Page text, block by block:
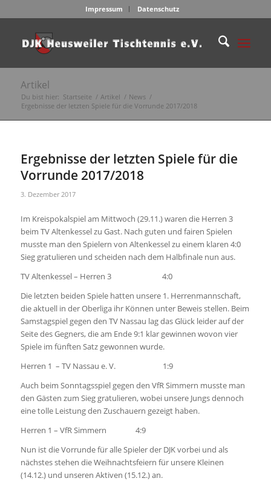
Impressum Datenschutz
Artikel
Du bist hier: Startseite / Artikel / News /
Ergebnisse der letzten Spiele für die Vorrunde 2017/2018
Ergebnisse der letzten Spiele für die
Vorrunde 2017/2018
3. Dezember 2017
Im Kreispokalspiel am Mittwoch (29.11.) waren die Herren 3
beim TV Altenkessel zu Gast. Nach guten und fairen Spielen
musste man den Spielern von Altenkessel zu einem klaren 4:0
Sieg gratulieren und scheiden nach dem Halbfinale nun aus.
TV Altenkessel – Herren 3 4:0
Die letzten beiden Spiele hatten unsere 1. Herrenmannschaft,
die aktuell in der Oberliga ihr Können unter Beweis stellen. Beim
Samstagspiel gegen den TV Nassau lag das Glück leider auf der
Seite des Gegners, die am Ende 9:1 klar gewinnen wovon vier
Spiele im fünften Satz gewonnen wurde.
Herren 1 – TV Nassau e. V. 1:9
Auch beim Sonntagsspiel gegen den VfR Simmern musste man
den Gästen zum Sieg gratulieren, wobei unsere Jungs dennoch
eine tolle Leistung den Zuschauern gezeigt haben.
Herren 1 – VfR Simmern 4:9
Nun ist die Vorrunde für alle Spieler der DJK vorbei und als
nächstes stehen die Weihnachtsfeiern für unsere Kleinen
(14.12.) und unseren Aktiven (15.12.) an.